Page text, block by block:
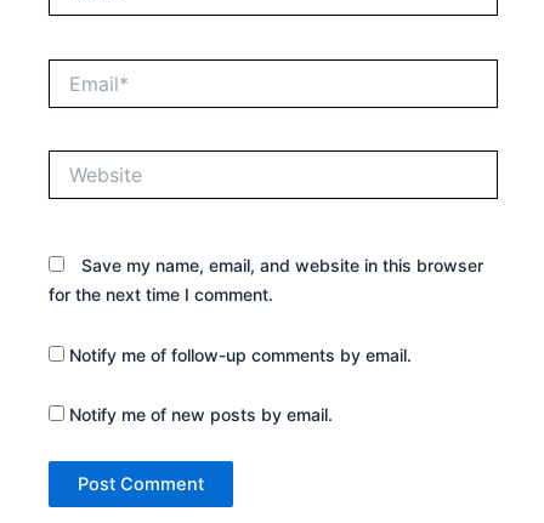
Save my name, email, and website in this browser
for the next time I comment.
Notify me of follow-up comments by email.
Notify me of new posts by email.